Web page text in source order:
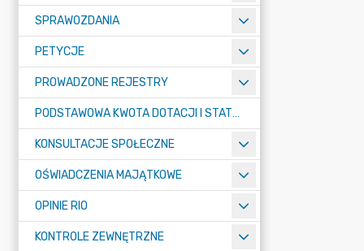
SPRAWOZDANIA
PETYCJE
PROWADZONE REJESTRY
PODSTAWOWA KWOTA DOTACJI I STATYSTYCZNA LICZBA UCZNIÓW
KONSULTACJE SPOŁECZNE
OŚWIADCZENIA MAJĄTKOWE
OPINIE RIO
KONTROLE ZEWNĘTRZNE